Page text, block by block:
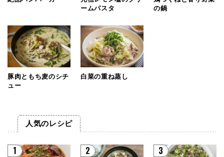
ームパスタ
の鍋
豚肉ともち麦のシチ
ュー
白菜の重ね蒸し
人気のレシピ
1 2 3